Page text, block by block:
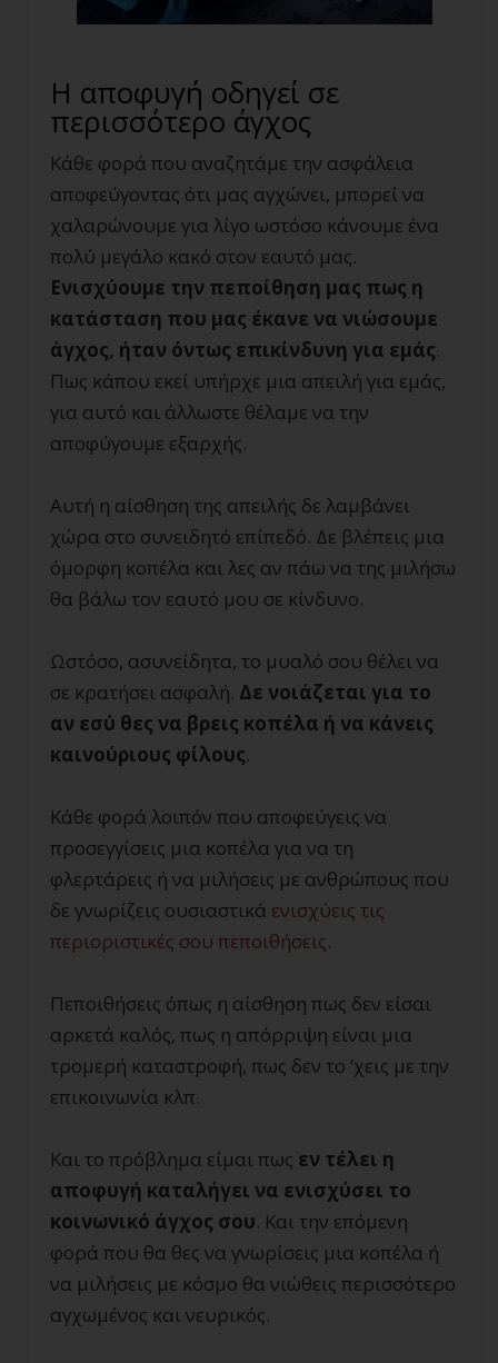
Η αποφυγή οδηγεί σε
περισσότερο άγχος
Κάθε φορά που αναζητάμε την ασφάλεια
αποφεύγοντας ότι μας αγχώνει, μπορεί να
χαλαρώνουμε για λίγο ωστόσο κάνουμε ένα
πολύ μεγάλο κακό στον εαυτό μας.
Ενισχύουμε την πεποίθηση μας πως η
κατάσταση που μας έκανε να νιώσουμε
άγχος, ήταν όντως επικίνδυνη για εμάς.
Πως κάπου εκεί υπήρχε μια απειλή για εμάς,
για αυτό και άλλωστε θέλαμε να την
αποφύγουμε εξαρχής.
Αυτή η αίσθηση της απειλής δε λαμβάνει
χώρα στο συνειδητό επίπεδό. Δε βλέπεις μια
όμορφη κοπέλα και λες αν πάω να της μιλήσω
θα βάλω τον εαυτό μου σε κίνδυνο.
Ωστόσο, ασυνείδητα, το μυαλό σου θέλει να
σε κρατήσει ασφαλή. Δε νοιάζεται για το
αν εσύ θες να βρεις κοπέλα ή να κάνεις
καινούριους φίλους.
Κάθε φορά λοιπόν που αποφεύγεις να
προσεγγίσεις μια κοπέλα για να τη
φλερτάρεις ή να μιλήσεις με ανθρώπους που
δε γνωρίζεις ουσιαστικά ενισχύεις τις
περιοριστικές σου πεποιθήσεις.
Πεποιθήσεις όπως η αίσθηση πως δεν είσαι
αρκετά καλός, πως η απόρριψη είναι μια
τρομερή καταστροφή, πως δεν το ‘χεις με την
επικοινωνία κλπ.
Και το πρόβλημα είμαι πως εν τέλει η
αποφυγή καταλήγει να ενισχύσει το
κοινωνικό άγχος σου. Και την επόμενη
φορά που θα θες να γνωρίσεις μια κοπέλα ή
να μιλήσεις με κόσμο θα νιώθεις περισσότερο
αγχωμένος και νευρικός.